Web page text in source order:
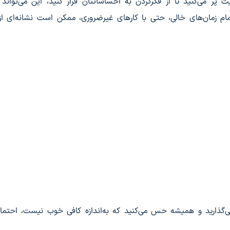
زمان‌های خالی، حتی با کارهای غیرضروری، ممکن است نشانه‌ای
و همیشه حس می‌کنید که به‌اندازه کافی خوب نیست،